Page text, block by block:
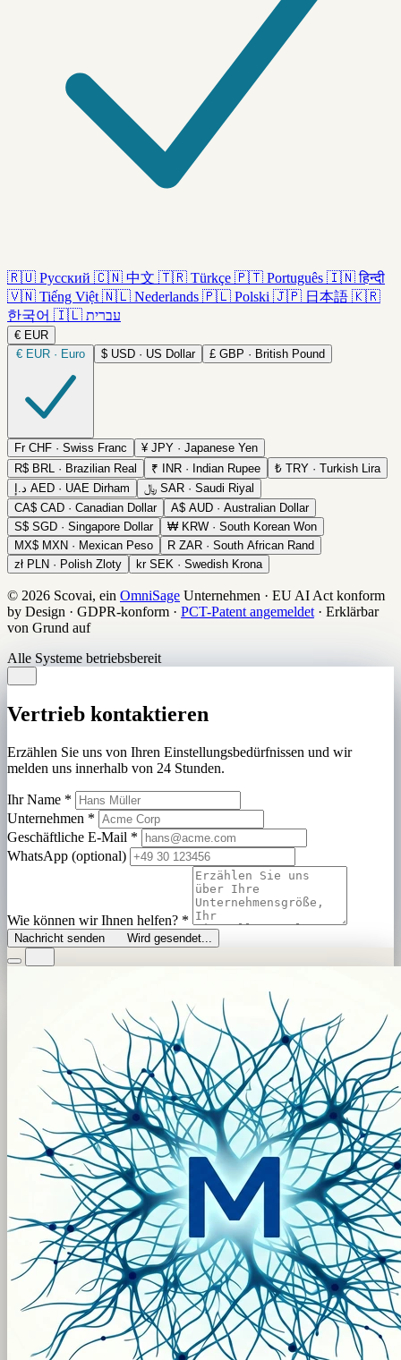
🇷🇺 Русский 🇨🇳 中文 🇹🇷 Türkçe 🇵🇹 Português 🇮🇳 हिन्दी
🇻🇳 Tiếng Việt 🇳🇱 Nederlands 🇵🇱 Polski 🇯🇵 日本語 🇰🇷
한국어 🇮🇱 עברית
€ EUR
€ EUR · Euro $ USD · US Dollar £ GBP · British Pound
Fr CHF · Swiss Franc ¥ JPY · Japanese Yen
R$ BRL · Brazilian Real ₹ INR · Indian Rupee ₺ TRY · Turkish Lira
د.إ AED · UAE Dirham ﷼ SAR · Saudi Riyal
CA$ CAD · Canadian Dollar A$ AUD · Australian Dollar
S$ SGD · Singapore Dollar ₩ KRW · South Korean Won
MX$ MXN · Mexican Peso R ZAR · South African Rand
zł PLN · Polish Zloty kr SEK · Swedish Krona
© 2026 Scovai, ein OmniSage Unternehmen · EU AI Act konform
by Design · GDPR-konform · PCT-Patent angemeldet · Erklärbar
von Grund auf
Alle Systeme betriebsbereit
Vertrieb kontaktieren
Erzählen Sie uns von Ihren Einstellungsbedürfnissen und wir
melden uns innerhalb von 24 Stunden.
Ihr Name *
Unternehmen *
Geschäftliche E-Mail *
WhatsApp (optional)
Wie können wir Ihnen helfen? *
Nachricht senden Wird gesendet...